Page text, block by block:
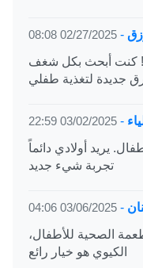
-
02/27/2025 08:08
كنت أبحث بكل شغف
-
03/02/2025 22:59
يريد أولادي دائماً
تجربة شيء جديد
-
03/06/2025 04:06
الصحية للأطفال،
الكيوي هو خيار رائع